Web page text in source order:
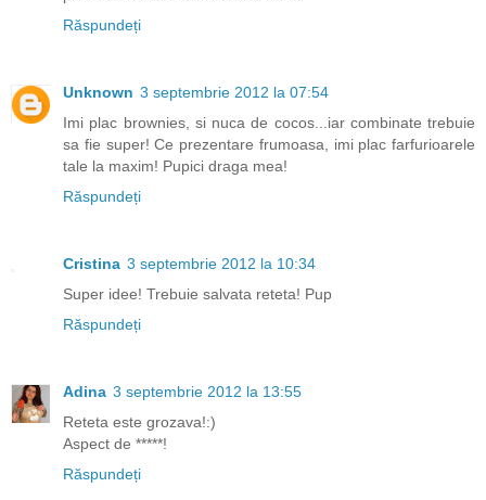
Răspundeți
Unknown 3 septembrie 2012 la 07:54
Imi plac brownies, si nuca de cocos...iar combinate trebuie
sa fie super! Ce prezentare frumoasa, imi plac farfurioarele
tale la maxim! Pupici draga mea!
Răspundeți
Cristina 3 septembrie 2012 la 10:34
Super idee! Trebuie salvata reteta! Pup
Răspundeți
Adina 3 septembrie 2012 la 13:55
Reteta este grozava!:)
Aspect de *****!
Răspundeți